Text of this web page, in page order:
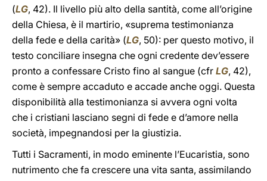
(LG, 42). Il livello più alto della santità, come all’origine
della Chiesa, è il martirio, «suprema testimonianza
della fede e della carità» (LG, 50): per questo motivo, il
testo conciliare insegna che ogni credente dev’essere
pronto a confessare Cristo fino al sangue (cfr LG, 42),
come è sempre accaduto e accade anche oggi. Questa
disponibilità alla testimonianza si avvera ogni volta
che i cristiani lasciano segni di fede e d’amore nella
società, impegnandosi per la giustizia.
Tutti i Sacramenti, in modo eminente l’Eucaristia, sono
nutrimento che fa crescere una vita santa, assimilando